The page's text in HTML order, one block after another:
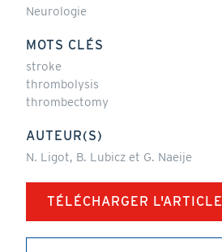
Neurologie
MOTS CLÉS
stroke
thrombolysis
thrombectomy
AUTEUR(S)
N. Ligot, B. Lubicz et G. Naeije
TÉLÉCHARGER L'ARTICLE